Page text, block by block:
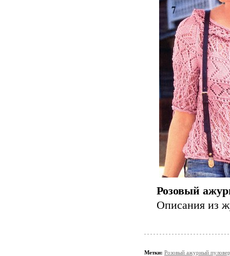
Розовый
Описания из
Метки: Розовый ажурный